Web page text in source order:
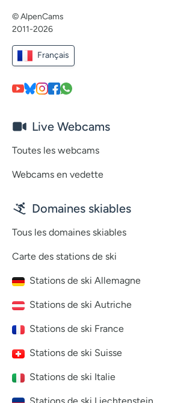
© AlpenCams
2011-2026
Français
Live Webcams
Toutes les webcams
Webcams en vedette
Domaines skiables
Tous les domaines skiables
Carte des stations de ski
Stations de ski Allemagne
Stations de ski Autriche
Stations de ski France
Stations de ski Suisse
Stations de ski Italie